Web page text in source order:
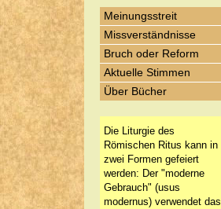
Meinungsstreit
Missverständnisse
Bruch oder Reform
Aktuelle Stimmen
Über Bücher
Die Liturgie des
Römischen Ritus kann in
zwei Formen gefeiert
werden: Der "moderne
Gebrauch" (usus
modernus) verwendet das